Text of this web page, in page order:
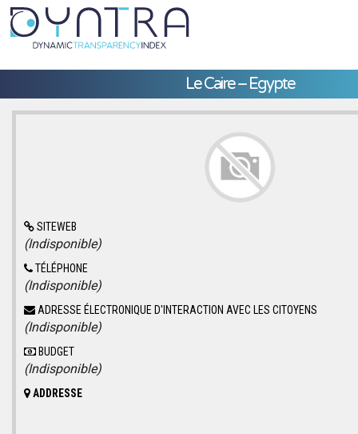
Le Caire – Egypte
SITEWEB
(Indisponible)
TÉLÉPHONE
(Indisponible)
ADRESSE ÉLECTRONIQUE D'INTERACTION AVEC LES CITOYENS
(Indisponible)
BUDGET
(Indisponible)
ADDRESSE